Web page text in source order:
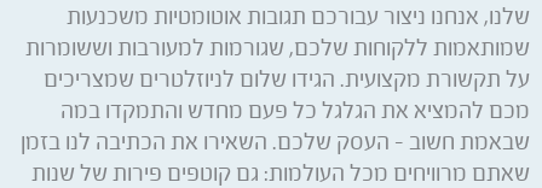
שלנו, אנחנו ניצור עבורכם תגובות אוטומטיות משכנעות
שמותאמות ללקוחות שלכם, שגורמות למעורבות וששומרות
על תקשורת מקצועית. הגידו שלום לניוזלטרים שמצריכים
מכם להמציא את הגלגל כל פעם מחדש והתמקדו במה
שבאמת חשוב – העסק שלכם. השאירו את הכתיבה לנו בזמן
שאתם מרוויחים מכל העולמות: גם קוטפים פירות של שנות